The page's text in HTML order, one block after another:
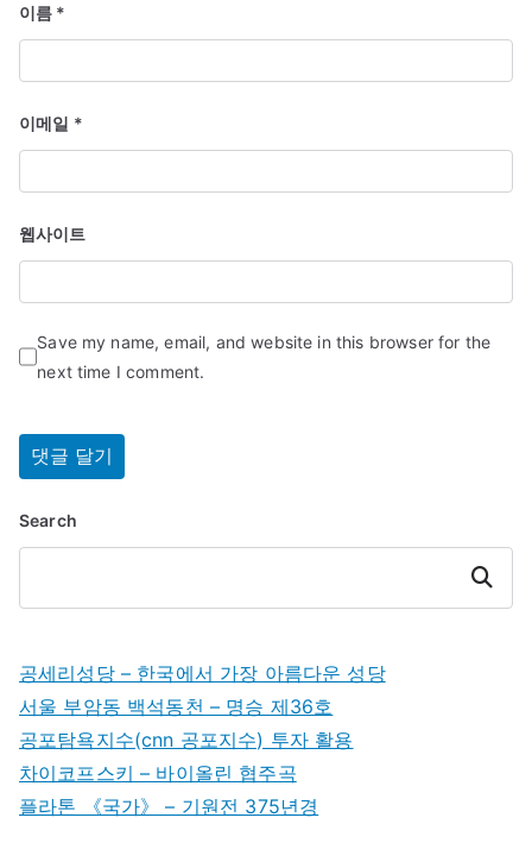
이름 *
이메일 *
웹사이트
Save my name, email, and website in this browser for the
next time I comment.
Search
Search
공세리성당 – 한국에서 가장 아름다운 성당
서울 부암동 백석동천 – 명승 제36호
공포탐욕지수(cnn 공포지수) 투자 활용
차이코프스키 – 바이올린 협주곡
플라톤 《국가》 – 기원전 375년경